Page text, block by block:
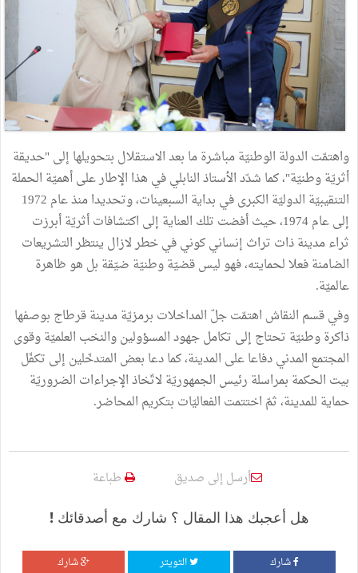
واهتمّت الدولة الوطنيّة مباشرة ما بعد الاستقلال بتحويلها إلى "حديقة
أثريّة وطنيّة"، كما شدّد الأستاذ النابلي في هذا الإطار على أهميّة الحملة
التنقيبيّة الدوليّة الكبرى في بداية السبعينات، وتحديدا منذ عام 1972
إلى عام 1974، حيث أفضت تلك العناية إلى اكتشافات أثريّة أبرزت
ثراء مدينة ذات تراث إنساني كوني في خطر لازال ينتظر التشريعات
الضامنة فعلا لحمايته، فهو ليس قضيّة وطنيّة ضيّقة بل هو ظاهرة
عالميّة.
وفي قسم النقاش اهتمّت جلّ المداخلات برمزيّة مدينة قرطاج بوصفها
ذاكرة وطنيّة تحتاج إلى تكامل جهود المسؤولين والنخب العلميّة وقوى
المجتمع المدني دفاعا على المدينة، كما دعا بعض المتدخّلين إلى تكفّل
بيت الحكمة بمراسلة رئيس الجمهوريّة لاتّخاذ الإجراءات الضروريّة
حماية للمدينة، ثمّ اختتمت الفعاليّات بتكريم المحاضر.
أرسل إلى صديق طباعة
هل أعجبك هذا المقال ؟ شارك مع أصدقائك !
شارك التويتر شارك